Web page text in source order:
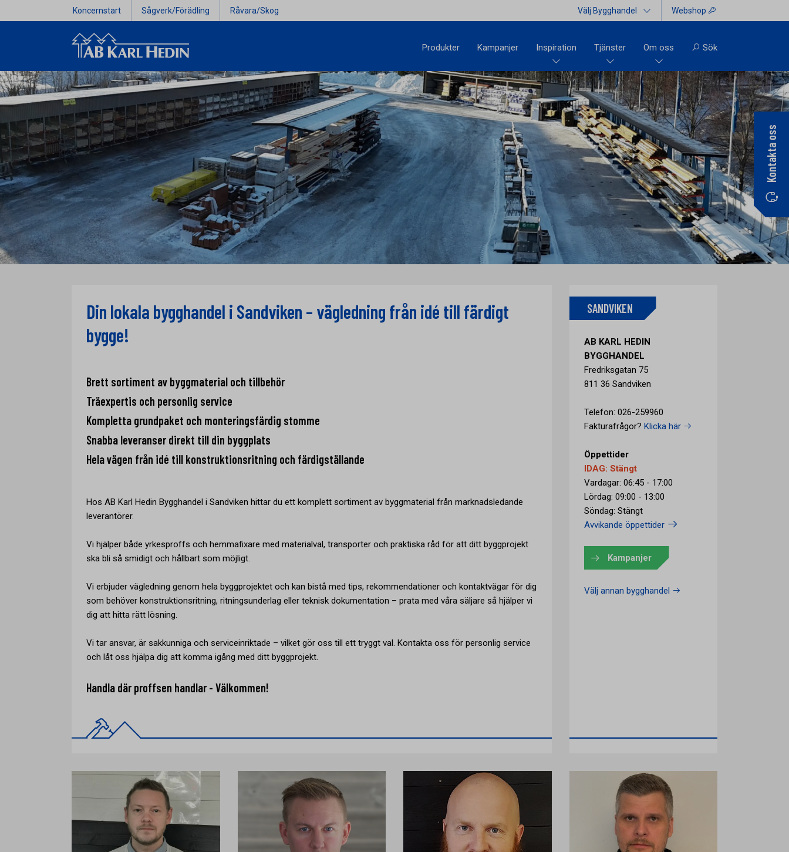
Koncernstart Sågverk/Förädling Råvara/Skog Välj Bygghandel Webshop
Produkter Kampanjer Inspiration Tjänster Om oss Sök
Kontakta oss
Din lokala bygghandel i Sandviken – vägledning från idé till färdigt
bygge!
Brett sortiment av byggmaterial och tillbehör
Träexpertis och personlig service
Kompletta grundpaket och monteringsfärdig stomme
Snabba leveranser direkt till din byggplats
Hela vägen från idé till konstruktionsritning och färdigställande
Hos AB Karl Hedin Bygghandel i Sandviken hittar du ett komplett sortiment av byggmaterial från marknadsledande
leverantörer.
Vi hjälper både yrkesproffs och hemmafixare med materialval, transporter och praktiska råd för att ditt byggprojekt
ska bli så smidigt och hållbart som möjligt.
Vi erbjuder vägledning genom hela byggprojektet och kan bistå med tips, rekommendationer och kontaktvägar för dig
som behöver konstruktionsritning, ritningsunderlag eller teknisk dokumentation – prata med våra säljare så hjälper vi
dig att hitta rätt lösning.
Vi tar ansvar, är sakkunniga och serviceinriktade – vilket gör oss till ett tryggt val. Kontakta oss för personlig service
och låt oss hjälpa dig att komma igång med ditt byggprojekt.
Handla där proffsen handlar - Välkommen!
SANDVIKEN
AB KARL HEDIN
BYGGHANDEL
Fredriksgatan 75
811 36 Sandviken
Telefon: 026-259960
Fakturafrågor? Klicka här
Öppettider
IDAG: Stängt
Vardagar: 06:45 - 17:00
Lördag: 09:00 - 13:00
Söndag: Stängt
Avvikande öppettider
Kampanjer
Välj annan bygghandel